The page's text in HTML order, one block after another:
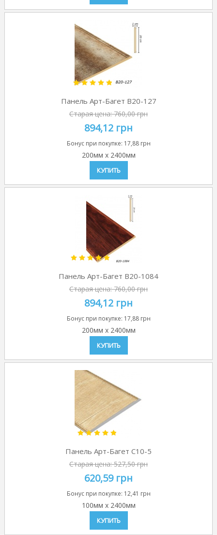
Панель Арт-Багет B20-127
Старая цена:760,00 грн
894,12 грн
Бонус при покупке: 17,88 грн
200мм x 2400мм
КУПИТЬ
Панель Арт-Багет B20-1084
Старая цена:760,00 грн
894,12 грн
Бонус при покупке: 17,88 грн
200мм x 2400мм
КУПИТЬ
Панель Арт-Багет C10-5
Старая цена:527,50 грн
620,59 грн
Бонус при покупке: 12,41 грн
100мм x 2400мм
КУПИТЬ